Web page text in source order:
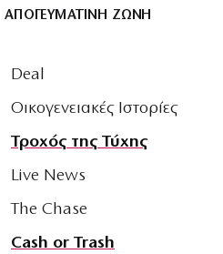
ΑΠΟΓΕΥΜΑΤΙΝΗ ΖΩΝΗ
Deal
Οικογενειακές Ιστορίες
Τροχός της Τύχης
Live News
The Chase
Cash or Trash